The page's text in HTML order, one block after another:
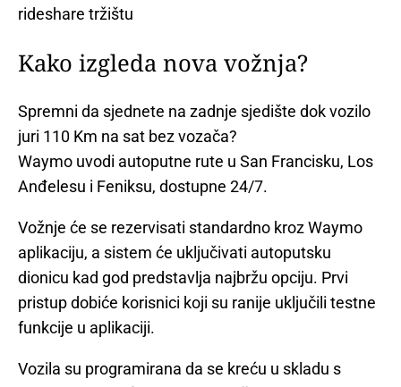
rideshare tržištu
Kako izgleda nova vožnja?
Spremni da sjednete na zadnje sjedište dok vozilo
juri 110 Km na sat bez vozača?
Waymo uvodi autoputne rute u San Francisku, Los
Anđelesu i Feniksu, dostupne 24/7.
Vožnje će se rezervisati standardno kroz Waymo
aplikaciju, a sistem će uključivati autoputsku
dionicu kad god predstavlja najbržu opciju. Prvi
pristup dobiće korisnici koji su ranije uključili testne
funkcije u aplikaciji.
Vozila su programirana da se kreću u skladu s